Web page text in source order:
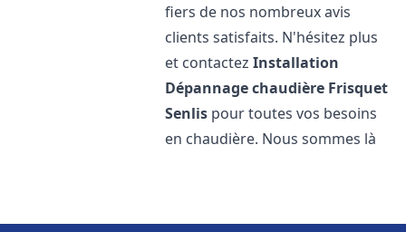
fiers de nos nombreux avis
clients satisfaits. N'hésitez plus
et contactezInstallation
Dépannage chaudière Frisquet
Senlis pour toutes vos besoins
en chaudière. Nous sommes là